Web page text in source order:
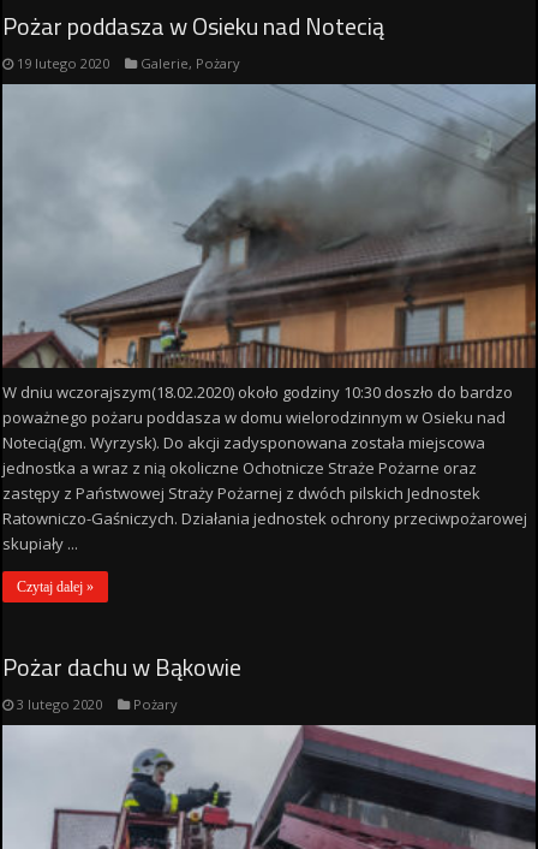
Pożar poddasza w Osieku nad Notecią
19 lutego 2020 Galerie, Pożary
W dniu wczorajszym(18.02.2020) około godziny 10:30 doszło do bardzo
poważnego pożaru poddasza w domu wielorodzinnym w Osieku nad
Notecią(gm. Wyrzysk). Do akcji zadysponowana została miejscowa
jednostka a wraz z nią okoliczne Ochotnicze Straże Pożarne oraz
zastępy z Państwowej Straży Pożarnej z dwóch pilskich Jednostek
Ratowniczo-Gaśniczych. Działania jednostek ochrony przeciwpożarowej
skupiały ...
Czytaj dalej »
Pożar dachu w Bąkowie
3 lutego 2020 Pożary